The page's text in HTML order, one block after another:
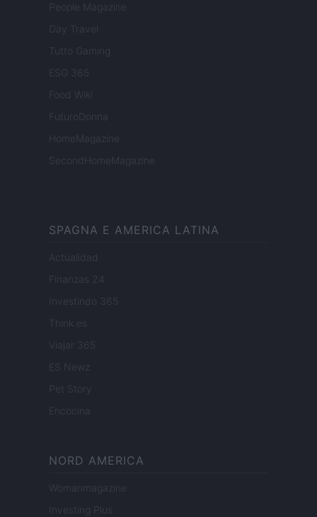
People Magazine
Day Travel
Tutto Gaming
ESG 365
Food Wiki
FuturoDonna
HomeMagazine
SecondHomeMagazine
SPAGNA E AMERICA LATINA
Actualidad
Finanzas 24
Investindo 365
Think.es
Viajar 365
ES Newz
Pet Story
Encocina
NORD AMERICA
Womanmagazine
Investing Plus